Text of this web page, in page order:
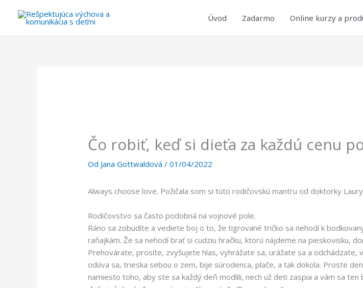
Úvod Zadarmo Online kurzy a
Čo robiť, keď si dieťa za každú cenu
Od Jana Gottwaldová/01/04/2022
Always choose love. Požičala som si túto rodičovskú mantru od doktorky
Rodičovstvo sa často podobná na vojnové pole.
Ráno sa zobudíte a vediete boj o to, že tigrované tričko sa nehodí k
raňajkám. Že sa nehodí brať si cudziu hračku, ktorú nájdeme na pieskovisku,
Prehovárate, prosíte, zvyšujete hlas, vyhrážate sa, urážate sa a odchádzate,
odúva sa, trieska sebou o zem, bije súrodenca, plače, a tak dokola. Proste
namiesto toho, aby ste sa každý deň modlili, nech už deti zaspia a vám sa